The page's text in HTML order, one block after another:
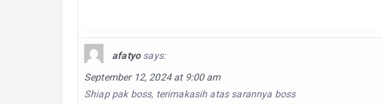
afatyo says:
September 12, 2024 at 9:00 am
Shiap pak boss, terimakasih atas sarannya boss